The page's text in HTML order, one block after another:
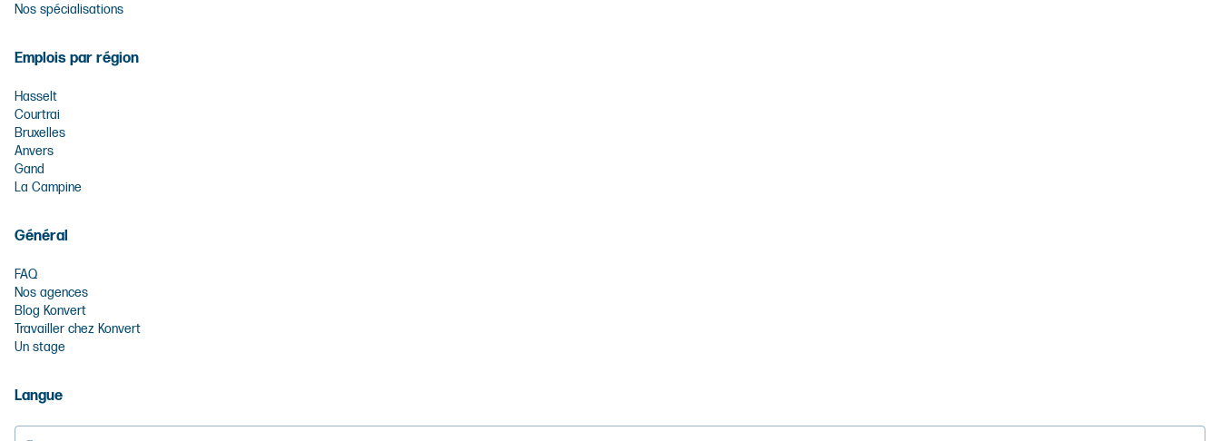
Nos spécialisations
Emplois par région
Hasselt
Courtrai
Bruxelles
Anvers
Gand
La Campine
Général
FAQ
Nos agences
Blog Konvert
Travailler chez Konvert
Un stage
Langue